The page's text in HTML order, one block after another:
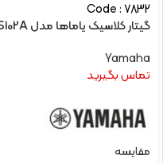
Code : 7832
گیتار کلاسیک یاماها مدل CGS102A
Yamaha
تماس بگیرید
مقایسه